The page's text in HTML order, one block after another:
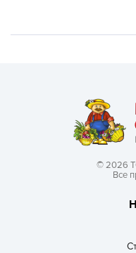
© 2026
Все